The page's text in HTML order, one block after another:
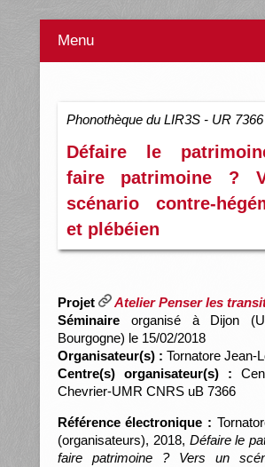
Menu
Phonothèque du LIR3S - UR
Défaire le
faire patrimoine ?
scénario contre-
et plébéien
Projet
Atelier Penser les
Séminaireorganisé à Dijon
Bourgogne) le 15/02/2018
Organisateur(s) : Tornatore Jean-
Centre(s) organisateur(s) :
Chevrier-UMR CNRS uB 7366
Référence électronique :
(organisateurs), 2018, Défaire le
faire patrimoine ? Vers un